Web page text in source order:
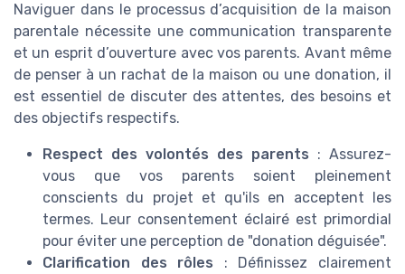
Naviguer dans le processus d’acquisition de la maison
parentale nécessite une communication transparente
et un esprit d’ouverture avec vos parents. Avant même
de penser à un rachat de la maison ou une donation, il
est essentiel de discuter des attentes, des besoins et
des objectifs respectifs.
Respect des volontés des parents : Assurez-
vous que vos parents soient pleinement
conscients du projet et qu'ils en acceptent les
termes. Leur consentement éclairé est primordial
pour éviter une perception de "donation déguisée".
Clarification des rôles : Définissez clairement